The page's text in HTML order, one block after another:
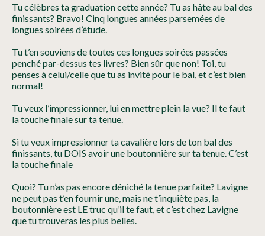
Tu célèbres ta graduation cette année? Tu as hâte au bal des
finissants? Bravo! Cinq longues années parsemées de
longues soirées d’étude.
Tu t’en souviens de toutes ces longues soirées passées
penché par-dessus tes livres? Bien sûr que non! Toi, tu
penses à celui/celle que tu as invité pour le bal, et c’est bien
normal!
Tu veux l’impressionner, lui en mettre plein la vue? Il te faut
la touche finale sur ta tenue.
Si tu veux impressionner ta cavalière lors de ton bal des
finissants, tu DOIS avoir une boutonnière sur ta tenue. C’est
la touche finale
Quoi? Tu n’as pas encore déniché la tenue parfaite? Lavigne
ne peut pas t’en fournir une, mais ne t’inquiète pas, la
boutonnière est LE truc qu’il te faut, et c’est chez Lavigne
que tu trouveras les plus belles.